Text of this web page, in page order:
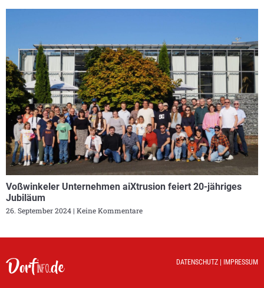
Voßwinkeler Unternehmen aiXtrusion feiert 20-jähriges
Jubiläum
26. September 2024 Keine Kommentare
DATENSCHUTZ IMPRESSUM